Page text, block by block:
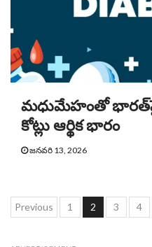
మధుమేహంతో భారత్‌పై
కోట్లు ఆర్థిక భారం
జనవరి 13, 2026
Posts
Previous 1 2 3 4